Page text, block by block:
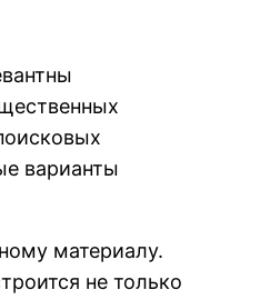
варианты
материалу.
не только